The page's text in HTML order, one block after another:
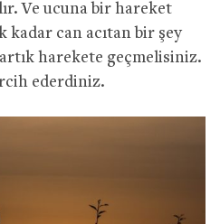
Ve ucuna bir hareket
kadar can acıtan bir şey
harekete geçmelisiniz.
ederdiniz.